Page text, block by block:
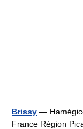
Brissy —
France Région